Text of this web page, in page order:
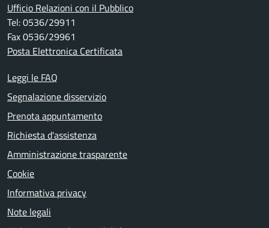
Ufficio Relazioni con il Pubblico
Tel: 0536/29911
Fax 0536/29961
Posta Elettronica Certificata
Leggi le FAQ
Segnalazione disservizio
Prenota appuntamento
Richiesta d'assistenza
Amministrazione trasparente
Cookie
Informativa privacy
Note legali